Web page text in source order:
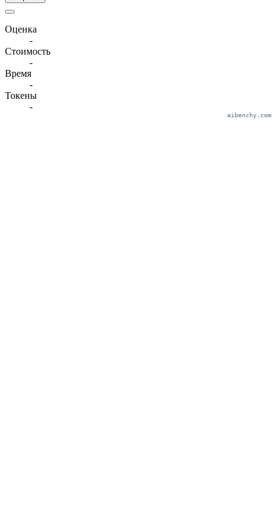
Оценка
-
Стоимость
-
Время
-
Токены
-